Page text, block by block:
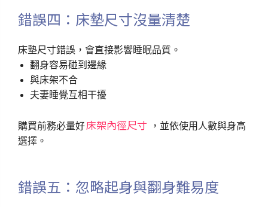
錯誤四：床墊尺寸沒量清楚
床墊尺寸錯誤，會直接影響睡眠品質。
翻身容易碰到邊緣
與床架不合
夫妻睡覺互相干擾
購買前務必量好床架內徑尺寸
，並依使用人數與身高
選擇。
錯誤五：忽略起身與翻身難易度